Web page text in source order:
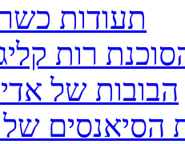
תעודות
רות
הבובות של